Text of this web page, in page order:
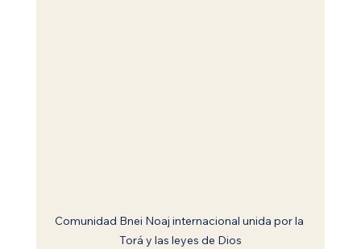
Comunidad Bnei Noaj internacional unida por la
Torá y las leyes de Dios